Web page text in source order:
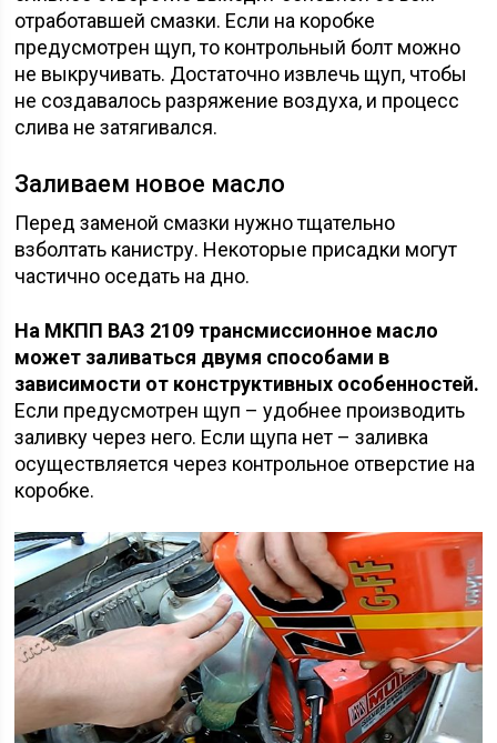
отработавшей смазки. Если на коробке
предусмотрен щуп, то контрольный болт можно
не выкручивать. Достаточно извлечь щуп, чтобы
не создавалось разряжение воздуха, и процесс
слива не затягивался.
Заливаем новое масло
Перед заменой смазки нужно тщательно
взболтать канистру. Некоторые присадки могут
частично оседать на дно.
На МКПП ВАЗ 2109 трансмиссионное масло
может заливаться двумя способами в
зависимости от конструктивных особенностей.
Если предусмотрен щуп – удобнее производить
заливку через него. Если щупа нет – заливка
осуществляется через контрольное отверстие на
коробке.